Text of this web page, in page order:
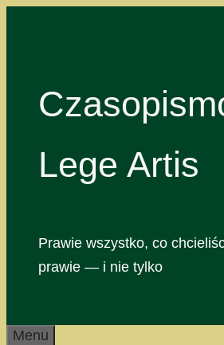
Lege Artis
Prawie wszystko, co
prawie — i nie tylko
Menu